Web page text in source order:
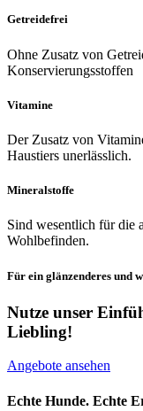
Getreidefrei
Ohne Zusatz von
Konservierungsstoffen
Vitamine
Der Zusatz von
Haustiers unerlässlich.
Mineralstoffe
Sind wesentlich für die
Wohlbefinden.
Für ein glänzenderes und
Nutze unser
Liebling!
Angebote ansehen
Echte Hunde. Echte